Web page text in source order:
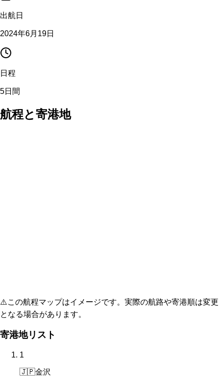
出航日
2024年6月19日
日程
5日間
航程と寄港地
⚠️この航程マップはイメージです。実際の航路や寄港順は変更
となる場合があります。
寄港地リスト
1
🇯🇵金沢